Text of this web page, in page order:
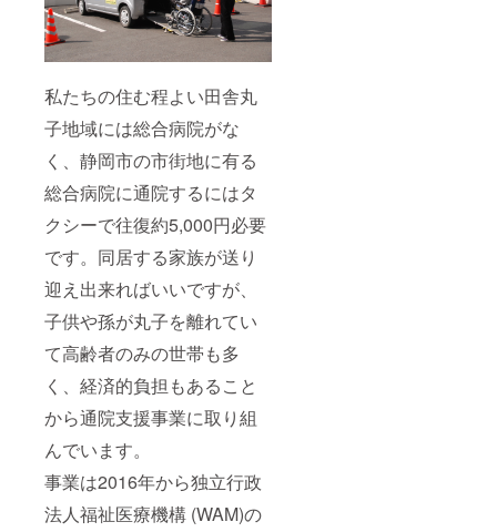
私たちの住む程よい田舎丸
子地域には総合病院がな
く、静岡市の市街地に有る
総合病院に通院するにはタ
クシーで往復約5,000円必要
です。同居する家族が送り
迎え出来ればいいですが、
子供や孫が丸子を離れてい
て高齢者のみの世帯も多
く、経済的負担もあること
から通院支援事業に取り組
んでいます。
事業は2016年から独立行政
法人福祉医療機構 (WAM)の